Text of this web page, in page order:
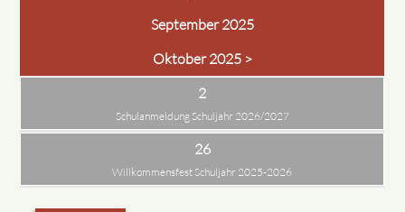
September 2025
Oktober 2025 >
2
Schulanmeldung Schuljahr 2026/2027
26
Willkommensfest Schuljahr 2025-2026